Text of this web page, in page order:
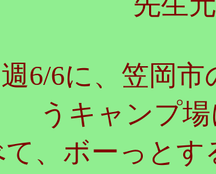
6/6に、笠岡
うキャンプ
、ボーっと